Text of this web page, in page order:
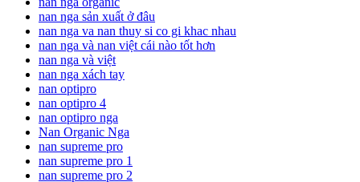
nan nga sản xuất ở đâu
nan nga va nan thuy si co gi khac nhau
nan nga và nan việt cái nào tốt hơn
nan nga và việt
nan nga xách tay
nan optipro
nan optipro 4
nan optipro nga
Nan Organic Nga
nan supreme pro
nan supreme pro 1
nan supreme pro 2